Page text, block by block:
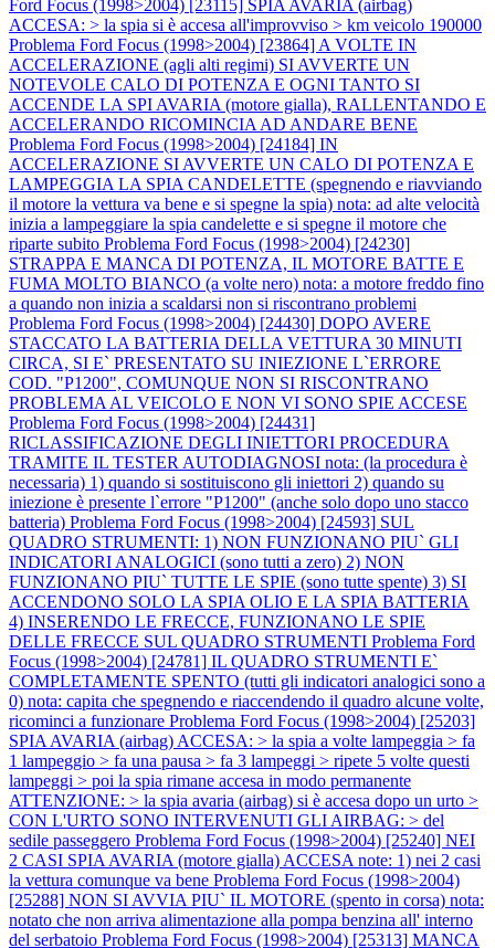
Ford Focus (1998>2004) [23115] SPIA AVARIA (airbag)
ACCESA: > la spia si è accesa all'improvviso > km veicolo 190000
Problema Ford Focus (1998>2004) [23864] A VOLTE IN
ACCELERAZIONE (agli alti regimi) SI AVVERTE UN
NOTEVOLE CALO DI POTENZA E OGNI TANTO SI
ACCENDE LA SPI AVARIA (motore gialla), RALLENTANDO E
ACCELERANDO RICOMINCIA AD ANDARE BENE
Problema Ford Focus (1998>2004) [24184] IN
ACCELERAZIONE SI AVVERTE UN CALO DI POTENZA E
LAMPEGGIA LA SPIA CANDELETTE (spegnendo e riavviando
il motore la vettura va bene e si spegne la spia) nota: ad alte velocità
inizia a lampeggiare la spia candelette e si spegne il motore che
riparte subito Problema Ford Focus (1998>2004) [24230]
STRAPPA E MANCA DI POTENZA, IL MOTORE BATTE E
FUMA MOLTO BIANCO (a volte nero) nota: a motore freddo fino
a quando non inizia a scaldarsi non si riscontrano problemi
Problema Ford Focus (1998>2004) [24430] DOPO AVERE
STACCATO LA BATTERIA DELLA VETTURA 30 MINUTI
CIRCA, SI E` PRESENTATO SU INIEZIONE L`ERRORE
COD. "P1200", COMUNQUE NON SI RISCONTRANO
PROBLEMA AL VEICOLO E NON VI SONO SPIE ACCESE
Problema Ford Focus (1998>2004) [24431]
RICLASSIFICAZIONE DEGLI INIETTORI PROCEDURA
TRAMITE IL TESTER AUTODIAGNOSI nota: (la procedura è
necessaria) 1) quando si sostituiscono gli iniettori 2) quando su
iniezione è presente l`errore "P1200" (anche solo dopo uno stacco
batteria) Problema Ford Focus (1998>2004) [24593] SUL
QUADRO STRUMENTI: 1) NON FUNZIONANO PIU` GLI
INDICATORI ANALOGICI (sono tutti a zero) 2) NON
FUNZIONANO PIU` TUTTE LE SPIE (sono tutte spente) 3) SI
ACCENDONO SOLO LA SPIA OLIO E LA SPIA BATTERIA
4) INSERENDO LE FRECCE, FUNZIONANO LE SPIE
DELLE FRECCE SUL QUADRO STRUMENTI Problema Ford
Focus (1998>2004) [24781] IL QUADRO STRUMENTI E`
COMPLETAMENTE SPENTO (tutti gli indicatori analogici sono a
0) nota: capita che spegnendo e riaccendendo il quadro alcune volte,
ricominci a funzionare Problema Ford Focus (1998>2004) [25203]
SPIA AVARIA (airbag) ACCESA: > la spia a volte lampeggia > fa
1 lampeggio > fa una pausa > fa 3 lampeggi > ripete 5 volte questi
lampeggi > poi la spia rimane accesa in modo permanente
ATTENZIONE: > la spia avaria (airbag) si è accesa dopo un urto >
CON L'URTO SONO INTERVENUTI GLI AIRBAG: > del
sedile passeggero Problema Ford Focus (1998>2004) [25240] NEI
2 CASI SPIA AVARIA (motore gialla) ACCESA note: 1) nei 2 casi
la vettura comunque va bene Problema Ford Focus (1998>2004)
[25288] NON SI AVVIA PIU` IL MOTORE (spento in corsa) nota:
notato che non arriva alimentazione alla pompa benzina all' interno
del serbatoio Problema Ford Focus (1998>2004) [25313] MANCA